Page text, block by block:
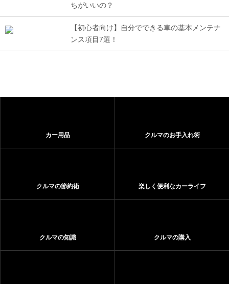
ちがいいの？
【初心者向け】自分でできる車の基本メンテナ
ンス項目7選！
カー用品 クルマのお手入れ術
クルマの節約術 楽しく便利なカーライフ
クルマの知識 クルマの購入